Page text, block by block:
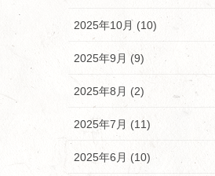
2025年10月 (10)
2025年9月 (9)
2025年8月 (2)
2025年7月 (11)
2025年6月 (10)